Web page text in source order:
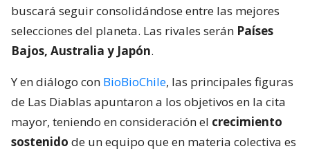
buscará seguir consolidándose entre las mejores
selecciones del planeta. Las rivales serán Países
Bajos, Australia y Japón.
Y en diálogo con BioBioChile, las principales figuras
de Las Diablas apuntaron a los objetivos en la cita
mayor, teniendo en consideración el crecimiento
sostenido de un equipo que en materia colectiva es